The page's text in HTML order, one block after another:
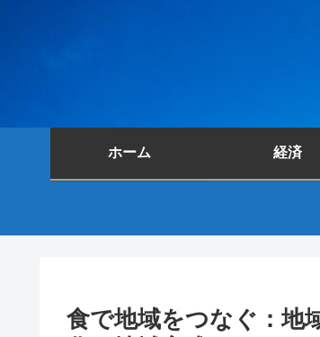
ホーム 経済
食で地域をつなぐ：地